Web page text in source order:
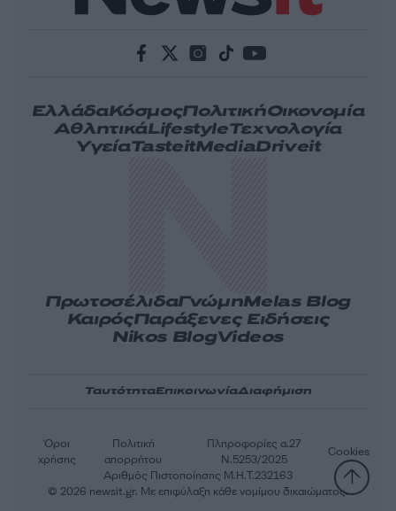
ΕλλάδαΚόσμοςΠολιτικήΟικονομία
ΑθλητικάLifestyleΤεχνολογία
ΥγείαTasteitMediaDriveit
ΠρωτοσέλιδαΓνώμηMelas Blog
ΚαιρόςΠαράξενες Ειδήσεις
Nikos BlogVideos
ΤαυτότηταΕπικοινωνίαΔιαφήμιση
Αριθμός Πιστοποίησης Μ.Η.Τ.232163
Όροι
χρήσης
Πολιτική
απορρήτου
Πληροφορίες α.27
Ν.5253/2025
Cookies
© 2026 newsit.gr. Με επιφύλαξη κάθε νομίμου δικαιώματος.